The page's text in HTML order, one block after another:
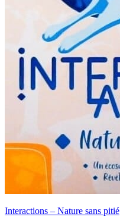
Interactions – Nature sans pitié